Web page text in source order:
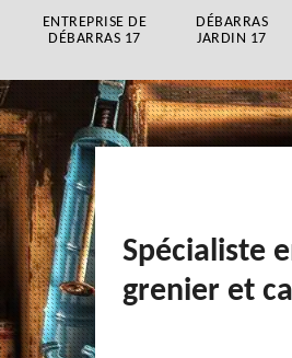
ENTREPRISE DE
DÉBARRAS 17
DÉBARRAS
JARDIN 17
Spécialiste
grenier et